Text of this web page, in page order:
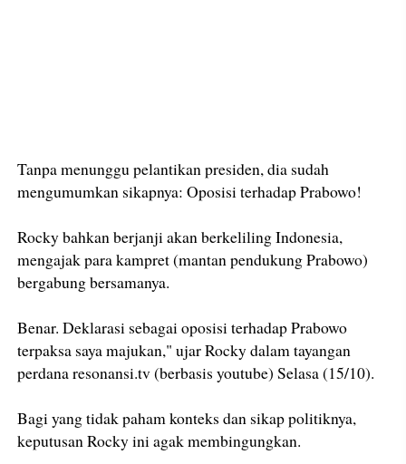
Tanpa menunggu pelantikan presiden, dia sudah
mengumumkan sikapnya: Oposisi terhadap Prabowo!
Rocky bahkan berjanji akan berkeliling Indonesia,
mengajak para kampret (mantan pendukung Prabowo)
bergabung bersamanya.
Benar. Deklarasi sebagai oposisi terhadap Prabowo
terpaksa saya majukan," ujar Rocky dalam tayangan
perdana resonansi.tv (berbasis youtube) Selasa (15/10).
Bagi yang tidak paham konteks dan sikap politiknya,
keputusan Rocky ini agak membingungkan.